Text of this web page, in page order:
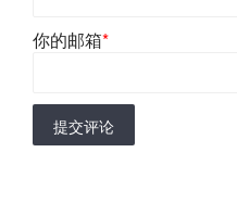
你的邮箱*
提交评论